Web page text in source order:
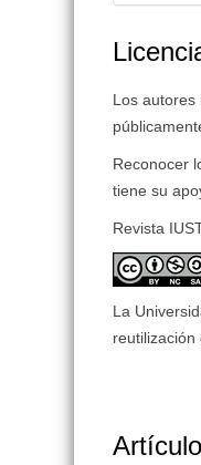
Los
Reconocer
tiene su
Revista
La
reutilización